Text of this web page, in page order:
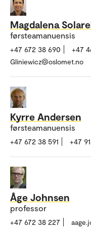
Magdalena
førsteamanuensis
+47 672 38 690 +47
Gliniewicz@oslomet.no
Kyrre Andersen
førsteamanuensis
+47 672 38 591 +47
Åge Johnsen
professor
+47 672 38 227